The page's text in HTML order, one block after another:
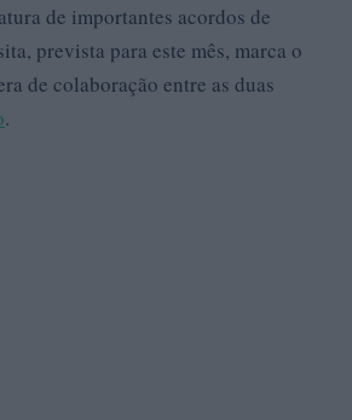
de importantes acordos de
prevista para este mês, marca o
de colaboração entre as duas
.